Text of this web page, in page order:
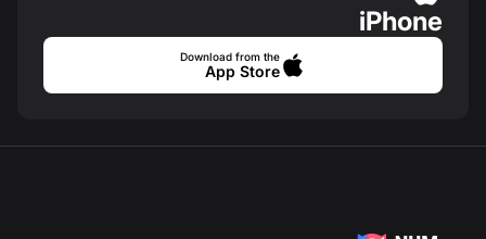
iPhone
Download from the
App Store